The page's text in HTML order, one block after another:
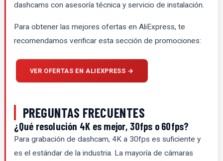
dashcams con asesoría técnica y servicio de instalación.
Para obtener las mejores ofertas en AliExpress, te
recomendamos verificar esta sección de promociones:
VER OFERTAS EN ALIEXPRESS →
PREGUNTAS FRECUENTES
¿Qué resolución 4K es mejor, 30fps o 60fps?
Para grabación de dashcam, 4K a 30fps es suficiente y
es el estándar de la industria. La mayoría de cámaras